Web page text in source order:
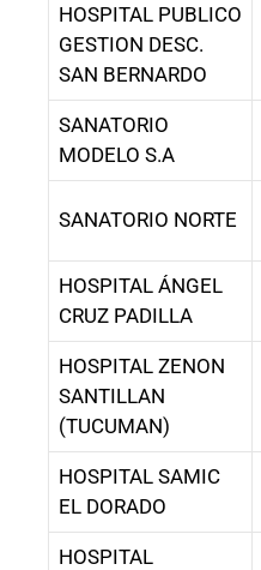
HOSPITAL PUBLICO
GESTION DESC.
SAN BERNARDO
SANATORIO
MODELO S.A
SANATORIO NORTE
HOSPITAL ÁNGEL
CRUZ PADILLA
HOSPITAL ZENON
SANTILLAN
(TUCUMAN)
HOSPITAL SAMIC
EL DORADO
HOSPITAL